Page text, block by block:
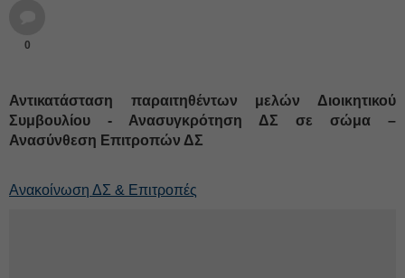
0
Αντικατάσταση παραιτηθέντων μελών Διοικητικού
Συμβουλίου - Ανασυγκρότηση ΔΣ σε σώμα –
Ανασύνθεση Επιτροπών ΔΣ
Ανακοίνωση ΔΣ & Επιτροπές